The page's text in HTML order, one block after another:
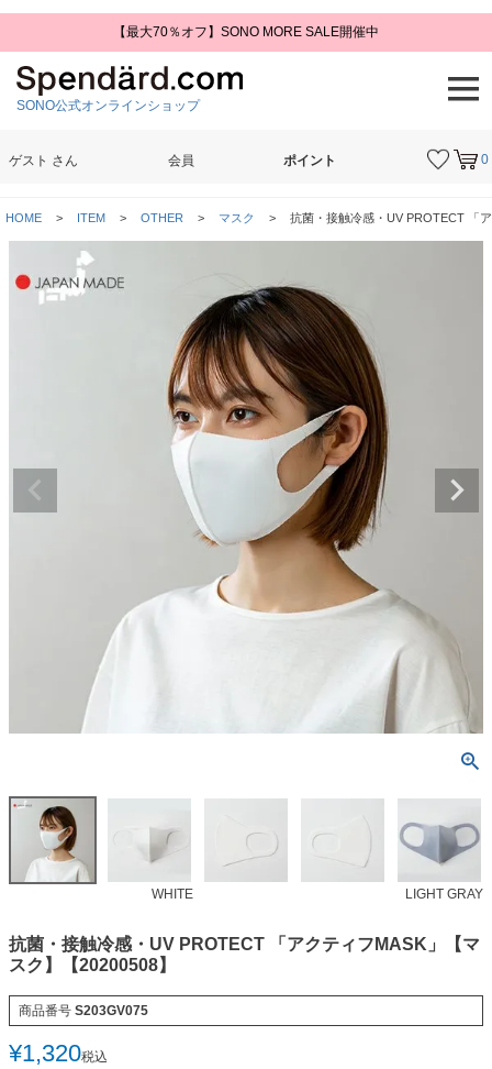
【最大70％オフ】SONO MORE SALE開催中
SONO公式オンラインショップ
0
ゲスト さん 会員 ポイント
HOME ITEM OTHER マスク 抗菌・接触冷感・UV PROTECT 「
WHITE LIGHT GRAY
抗菌・接触冷感・UV PROTECT 「アクティフMASK」【マ
スク】【20200508】
商品番号 S203GV075
¥1,320税込